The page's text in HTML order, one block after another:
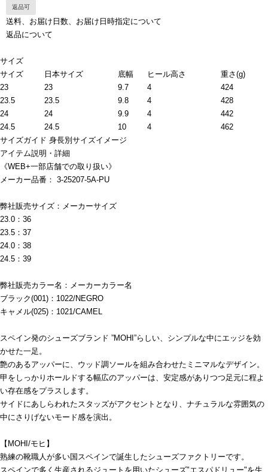
返品可
送料、お届け日数、お届け日時指定について
返品について
サイズ
サイズ
日本サイズ 底幅 ヒール高さ
重さ(g)
23
23 9.7 4
424
23.5
23.5 9.8 4
428
24
24 9.9 4
442
24.5
24.5 10 4
462
サイズガイド 身長別サイズイメージ
アイテム説明・詳細
《WEB+一部店舗での取り扱い》
メーカー品番： 3-25207-5A-PU
弊社販売サイズ：メーカーサイズ
23.0：36
23.5：37
24.0：38
24.5：39
弊社販売カラー名：メーカーカラー名
ブラック(001)：1022/NEGRO
キャメル(025)：1021/CAMEL
スペイン発のシューズブランド ”MOHI”らしい、シンプルな中にエッジを効
かせた一足。
艶のあるアッパーに、ウッド調ソールを組み合わせたミニマルなデザイン。
甲をしっかりホールドする幅広のアッパーは、安定感がありつつ足元に程よ
い存在感をプラスします。
サイドにあしらわれたスタッズがアクセントとなり、ナチュラルな雰囲気の
中にさりげないモード感を演出。
【MOHI/モヒ】
熟練の靴職人が多い国スペインで誕生したシューズファクトリーです。
スペインで多く生産されるジュートを用いたシューズ"エスパドリュー"を生